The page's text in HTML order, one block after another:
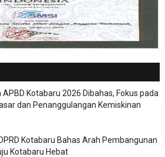
APBD Kotabaru 2026 Dibahas, Fokus pada
dan Penanggulangan Kemiskinan
Kotabaru Bahas Arah Pembangunan
Kotabaru Hebat